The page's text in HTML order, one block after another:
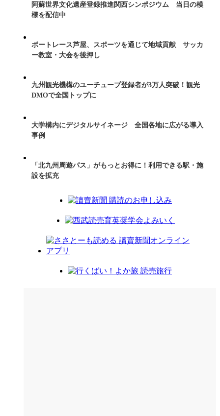
阿蘇世界文化遺産登録推進関西シンポジウム 当日の模
様を配信中
ボートレース芦屋、スポーツを通じて地域貢献 サッカ
ー教室・大会を後押し
九州観光機構のユーチューブ登録者が3万人突破！観光
DMOで全国トップに
大学構内にデジタルサイネージ 全国各地に広がる導入
事例
「北九州周遊パス」がもっとお得に！利用できる駅・施
設を拡充